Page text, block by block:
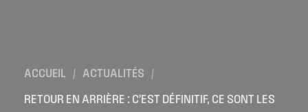
ACCUEIL / ACTUALITÉS
/
RETOUR EN ARRIÈRE : C’EST DÉFINITIF, CE SONT LES